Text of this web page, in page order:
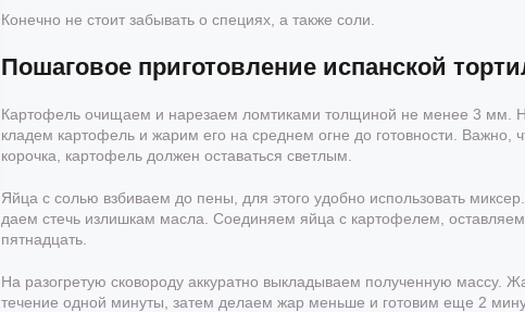
Конечно не стоит забывать о специях, а также соли.
Пошаговое приготовление испанской
Картофель очищаем и нарезаем ломтиками толщиной не менее 3 мм.
кладем картофель и жарим его на среднем огне до готовности. Важно,
корочка, картофель должен оставаться светлым.
Яйца с солью взбиваем до пены, для этого удобно использовать
даем стечь излишкам масла. Соединяем яйца с картофелем, оставляем
пятнадцать.
На разогретую сковороду аккуратно выкладываем полученную массу.
течение одной минуты, затем делаем жар меньше и готовим еще 2